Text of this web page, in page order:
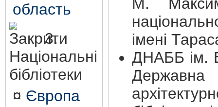
область
3.
Національні
бібліотеки
¤ Європа
М.
імені
ДНАББ ім.